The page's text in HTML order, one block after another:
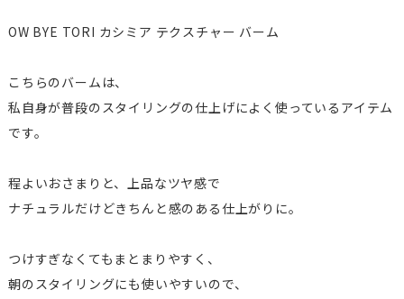
OW BYE TORI カシミア テクスチャー バーム
こちらのバームは、
私自身が普段のスタイリングの仕上げによく使っているアイテム
です。
程よいおさまりと、上品なツヤ感で
ナチュラルだけどきちんと感のある仕上がりに。
つけすぎなくてもまとまりやすく、
朝のスタイリングにも使いやすいので、